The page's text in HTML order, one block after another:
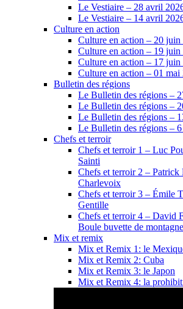
Le Vestiaire – 28 avril
Le Vestiaire – 14 avril
Culture en action
Culture en action – 20 juin
Culture en action – 19 juin
Culture en action – 17 juin
Culture en action – 01 mai
Bulletin des régions
Le Bulletin des régions –
Le Bulletin des régions –
Le Bulletin des régions –
Le Bulletin des régions –
Chefs et terroir
Chefs et terroir 1 – Luc
Sainti
Chefs et terroir 2 – Patrick
Charlevoix
Chefs et terroir 3 – Émile
Gentille
Chefs et terroir 4 – David
Boule buvette de montagne
Mix et remix
Mix et Remix 1: le
Mix et Remix 2: Cuba
Mix et Remix 3: le Japon
Mix et Remix 4: la